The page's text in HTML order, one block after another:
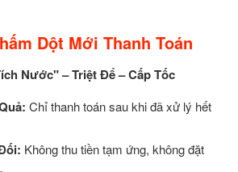
Dột Mới Thanh Toán
Nước" – Triệt Để – Cấp Tốc
Chỉ thanh toán sau khi đã xử lý hết
Không thu tiền tạm ứng, không đặt